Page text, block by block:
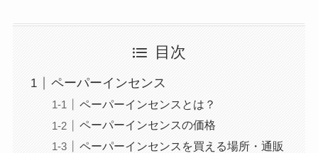
目次
ペーパーインセンス
ペーパーインセンスとは？
ペーパーインセンスの価格
ペーパーインセンスを買える場所・通販